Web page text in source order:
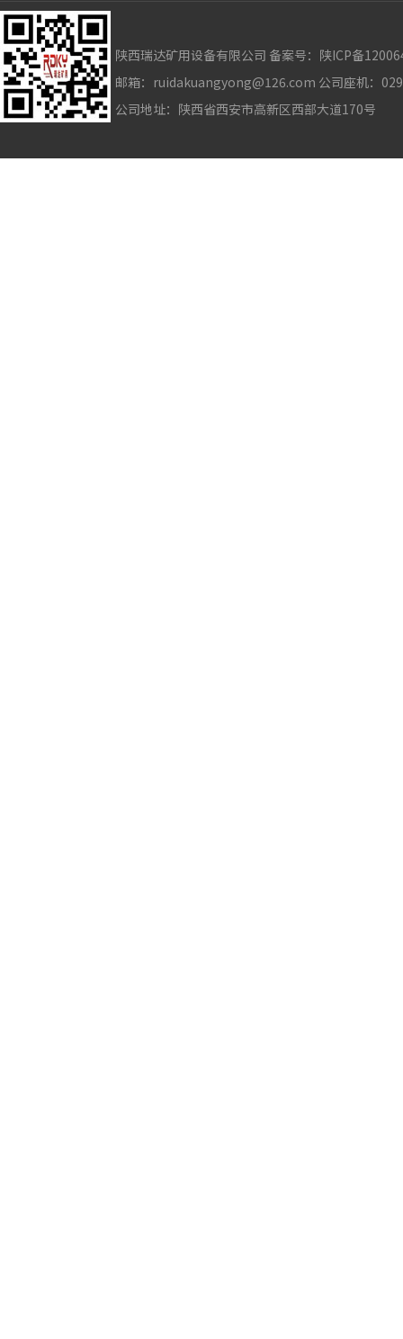
陕西瑞达矿用设备有限公司 备案号： 陕ICP备
邮箱：ruidakuangyong@126.com 公司座机：
公司地址：陕西省西安市高新区西部大道170号